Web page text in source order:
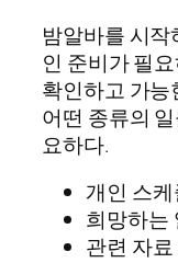
밤알바를 시
인 준비가 필
확인하고 가능
어떤 종류의
요하다.
개인 스케
희망하는
관련 자